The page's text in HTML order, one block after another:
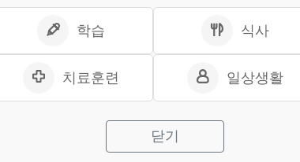
학습 식사
치료훈련 일상생활
닫기